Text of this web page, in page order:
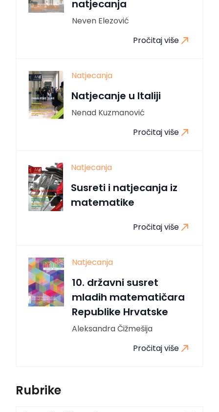
Rubrike
natjecanja
Neven Elezović
Pročitaj više
Natjecanja
Natjecanje u Italiji
Nenad Kuzmanović
Pročitaj više
Natjecanja
Susreti i natjecanja iz
matematike
Pročitaj više
Natjecanja
10. državni susret
mladih matematičara
Republike Hrvatske
Aleksandra Čižmešija
Pročitaj više